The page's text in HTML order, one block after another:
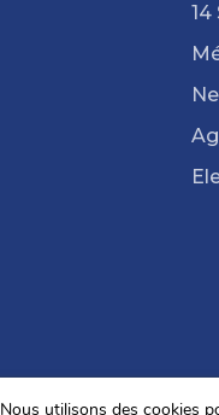
Nous utilisons des cookies